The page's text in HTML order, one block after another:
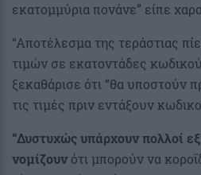
εκατομμύρια πονάνε” είπε
“Αποτέλεσμα της τεράστιας
τιμών σε εκατοντάδες
ξεκαθάρισε ότι “θα υποστούν
τις τιμές πριν εντάξουν
“Δυστυχώς υπάρχουν πολλοί
νομίζουνότι μπορούν να